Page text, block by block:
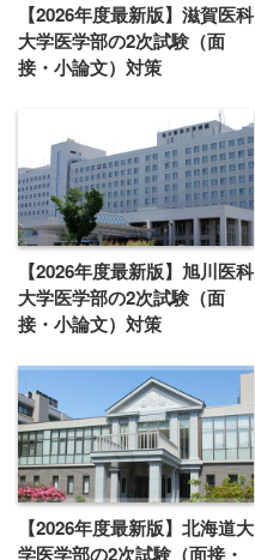
【2026年度最新版】滋賀医科
大学医学部の2次試験（面
接・小論文）対策
【2026年度最新版】旭川医科
大学医学部の2次試験（面
接・小論文）対策
【2026年度最新版】北海道大
学医学部の2次試験（面接・